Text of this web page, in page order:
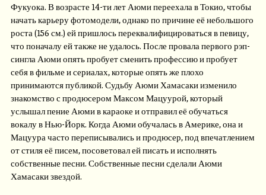
Фукуока. В возрасте 14-ти лет Аюми переехала в Токио, чтобы
начать карьеру фотомодели, однако по причине её небольшого
роста (156 см.) ей пришлось переквалифицироваться в певицу,
что поначалу ей также не удалось. После провала первого рэп-
сингла Аюми опять пробует сменить профессию и пробует
себя в фильме и сериалах, которые опять же плохо
принимаются публикой. Судьбу Аюми Хамасаки изменило
знакомство с продюсером Максом Мацуурой, который
услышал пение Аюми в караоке и отправил её обучаться
вокалу в Нью-Йорк. Когда Аюми обучалась в Америке, она и
Мацуура часто переписывались и продюсер, под впечатлением
от стиля её писем, посоветовал ей писать и исполнять
собственные песни. Собственные песни сделали Аюми
Хамасаки звездой.